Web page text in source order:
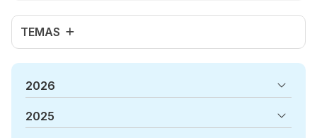
TEMAS
2026
2025